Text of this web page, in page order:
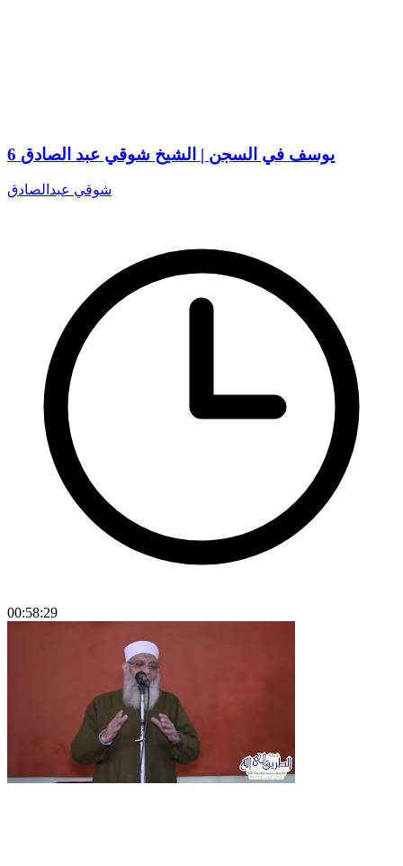
6 يوسف في السجن | الشيخ شوقي عبد الصادق
شوقي عبدالصادق
00:58:29